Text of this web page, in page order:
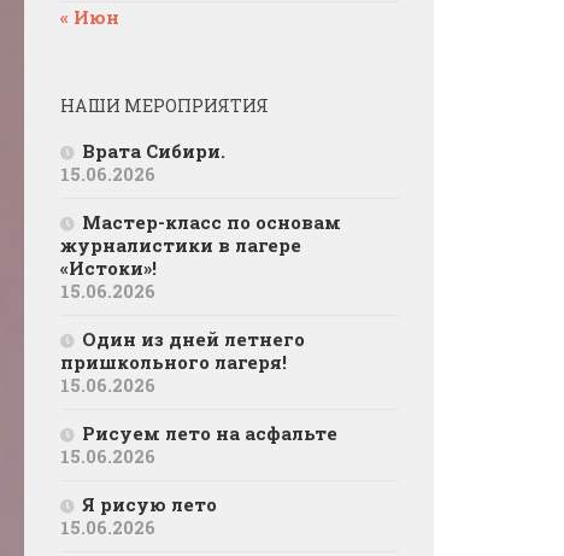
« Июн
НАШИ МЕРОПРИЯТИЯ
Врата Сибири.
15.06.2026
Мастер-класс по основам
журналистики в лагере
«Истоки»!
15.06.2026
Один из дней летнего
пришкольного лагеря!
15.06.2026
Рисуем лето на асфальте
15.06.2026
Я рисую лето
15.06.2026